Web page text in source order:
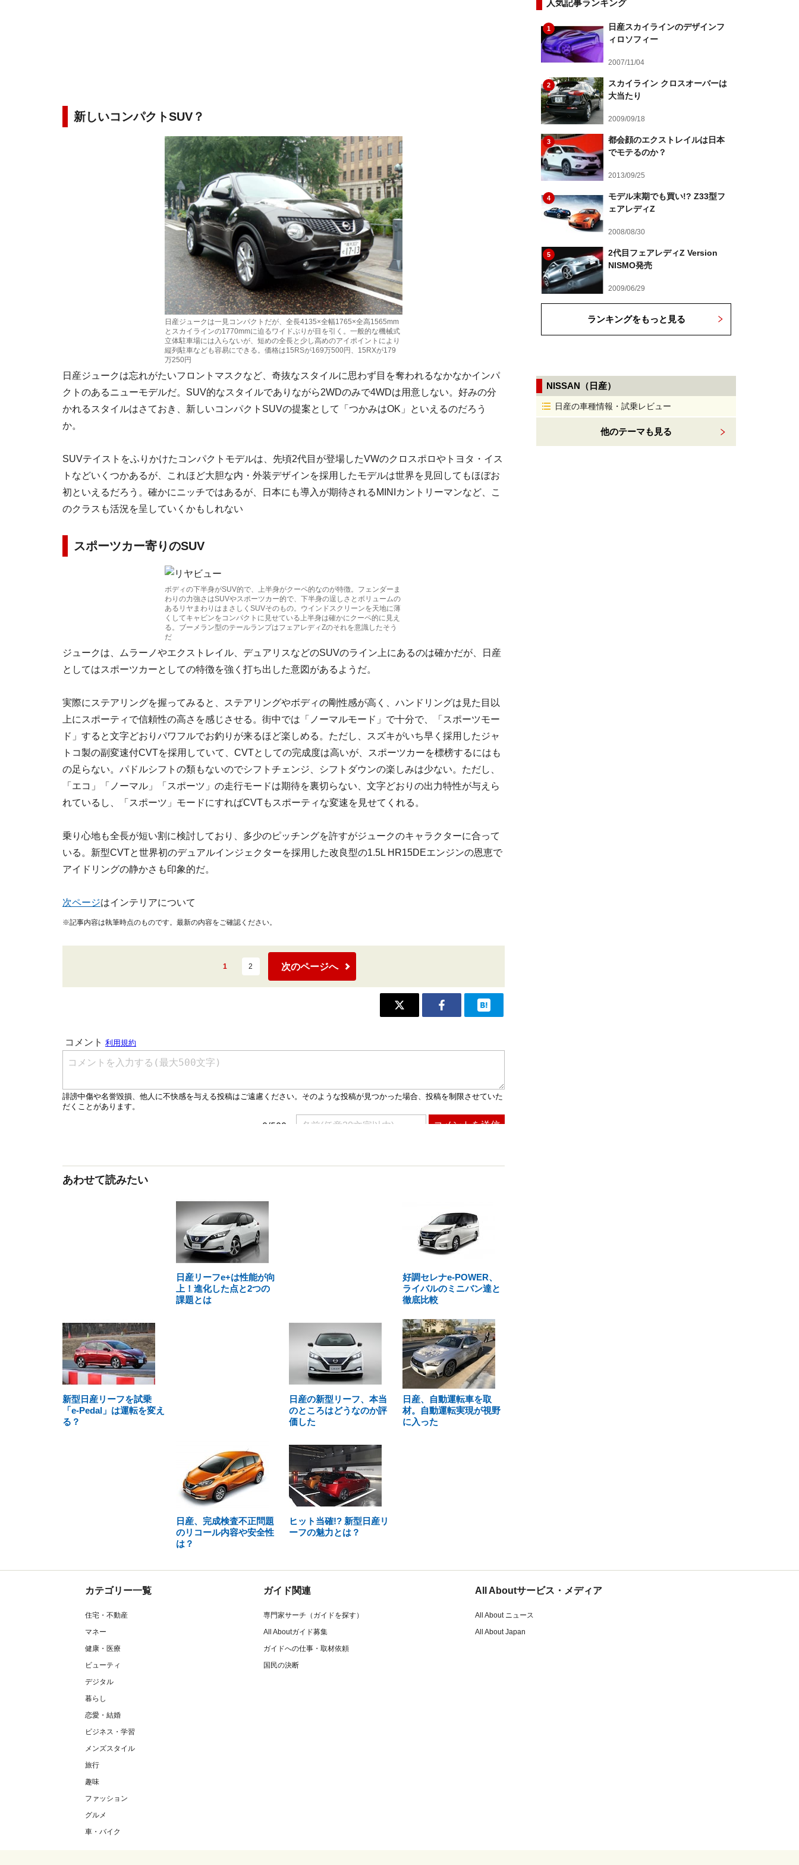
新しいコンパクトSUV？
日産ジュークは一見コンパクトだが、全長4135×全幅1765×全高1565mm
とスカイラインの1770mmに迫るワイドぶりが目を引く。一般的な機械式
立体駐車場には入らないが、短めの全長と少し高めのアイポイントにより
縦列駐車なども容易にできる。価格は15RSが169万500円、15RXが179
万250円
日産ジュークは忘れがたいフロントマスクなど、奇抜なスタイルに思わず目を奪われるなかなかインパ
クトのあるニューモデルだ。SUV的なスタイルでありながら2WDのみで4WDは用意しない。好みの分
かれるスタイルはさておき、新しいコンパクトSUVの提案として「つかみはOK」といえるのだろう
か。
SUVテイストをふりかけたコンパクトモデルは、先頃2代目が登場したVWのクロスポロやトヨタ・イス
トなどいくつかあるが、これほど大胆な内・外装デザインを採用したモデルは世界を見回してもほぼお
初といえるだろう。確かにニッチではあるが、日本にも導入が期待されるMINIカントリーマンなど、こ
のクラスも活況を呈していくかもしれない
スポーツカー寄りのSUV
ボディの下半身がSUV的で、上半身がクーペ的なのが特徴。フェンダーま
わりの力強さはSUVやスポーツカー的で、下半身の逞しさとボリュームの
あるリヤまわりはまさしくSUVそのもの。ウインドスクリーンを天地に薄
くしてキャビンをコンパクトに見せている上半身は確かにクーペ的に見え
る。ブーメラン型のテールランプはフェアレディZのそれを意識したそう
だ
ジュークは、ムラーノやエクストレイル、デュアリスなどのSUVのライン上にあるのは確かだが、日産
としてはスポーツカーとしての特徴を強く打ち出した意図があるようだ。
実際にステアリングを握ってみると、ステアリングやボディの剛性感が高く、ハンドリングは見た目以
上にスポーティで信頼性の高さを感じさせる。街中では「ノーマルモード」で十分で、「スポーツモー
ド」すると文字どおりパワフルでお釣りが来るほど楽しめる。ただし、スズキがいち早く採用したジャ
トコ製の副変速付CVTを採用していて、CVTとしての完成度は高いが、スポーツカーを標榜するにはも
の足らない。パドルシフトの類もないのでシフトチェンジ、シフトダウンの楽しみは少ない。ただし、
「エコ」「ノーマル」「スポーツ」の走行モードは期待を裏切らない、文字どおりの出力特性が与えら
れているし、「スポーツ」モードにすればCVTもスポーティな変速を見せてくれる。
乗り心地も全長が短い割に検討しており、多少のピッチングを許すがジュークのキャラクターに合って
いる。新型CVTと世界初のデュアルインジェクターを採用した改良型の1.5L HR15DEエンジンの恩恵で
アイドリングの静かさも印象的だ。
次ページはインテリアについて
※記事内容は執筆時点のものです。最新の内容をご確認ください。
1 2 次のページへ
あわせて読みたい
日産リーフe+は性能が向
上！進化した点と2つの
課題とは
好調セレナe-POWER、
ライバルのミニバン達と
徹底比較
新型日産リーフを試乗
「e-Pedal」は運転を変え
る？
日産の新型リーフ、本当
のところはどうなのか評
価した
日産、自動運転車を取
材。自動運転実現が視野
に入った
日産、完成検査不正問題
のリコール内容や安全性
は？
ヒット当確!? 新型日産リ
ーフの魅力とは？
人気記事ランキング
1
日産スカイラインのデザインフ
ィロソフィー
2007/11/04
2
スカイライン クロスオーバーは
大当たり
2009/09/18
3
都会顔のエクストレイルは日本
でモテるのか？
2013/09/25
4
モデル末期でも買い!? Z33型フ
ェアレディZ
2008/08/30
5
2代目フェアレディZ Version
NISMO発売
2009/06/29
ランキングをもっと見る
NISSAN（日産）
日産の車種情報・試乗レビュー
他のテーマも見る
カテゴリー一覧
住宅・不動産
マネー
健康・医療
ビューティ
デジタル
暮らし
恋愛・結婚
ビジネス・学習
メンズスタイル
旅行
趣味
ファッション
グルメ
車・バイク
ガイド関連
専門家サーチ（ガイドを探す）
All Aboutガイド募集
ガイドへの仕事・取材依頼
国民の決断
All Aboutサービス・メディア
All About ニュース
All About Japan